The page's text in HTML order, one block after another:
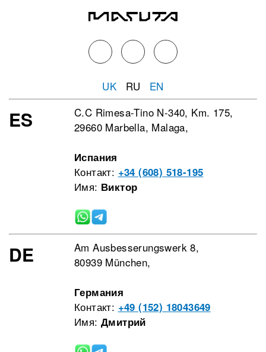
UK RU EN
ES
C.C Rimesa-Tino N-340, Km. 175,
29660 Marbella, Malaga,
Испания
Контакт: +34 (608) 518-195
Имя: Виктор
DE
Am Ausbesserungswerk 8,
80939 München,
Германия
Контакт: +49 (152) 18043649
Имя: Дмитрий